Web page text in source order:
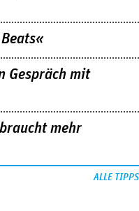
Gespräch mit
mehr
ALLE TIPPS